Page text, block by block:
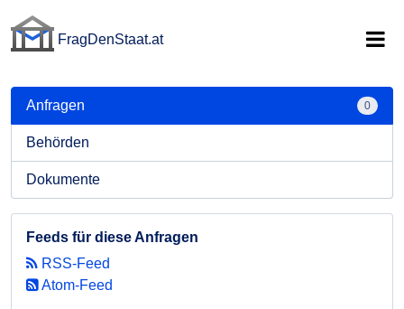
FragDenStaat.at
Anfragen 0
Behörden
Dokumente
Feeds für diese Anfragen
RSS-Feed
Atom-Feed